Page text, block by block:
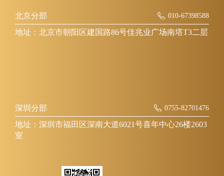
北京分部 010-67398588
地址：北京市朝阳区建国路86号佳兆业广场南塔T3二层
深圳分部 0755-82701476
地址：深圳市福田区深南大道6021号喜年中心26楼2603
室